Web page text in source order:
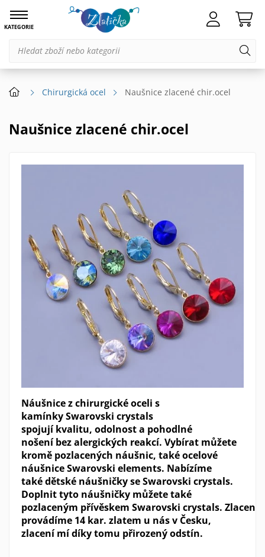
KATEGORIE
Chirurgická ocel Naušnice zlacené chir.ocel
Naušnice zlacené chir.ocel
Náušnice z chirurgické oceli s
kamínky Swarovski crystals
spojují kvalitu, odolnost a pohodlné
nošení bez alergických reakcí. Vybírat můžete
kromě pozlacených náušnic, také ocelové
náušnice Swarovski elements. Nabízíme
také dětské náušničky se Swarovski crystals.
Doplnit tyto náušničky můžete také
pozlaceným přívěskem Swarovski crystals. Zlacení
provádíme 14 kar. zlatem u nás v Česku,
zlacení mí díky tomu přirozený odstín.